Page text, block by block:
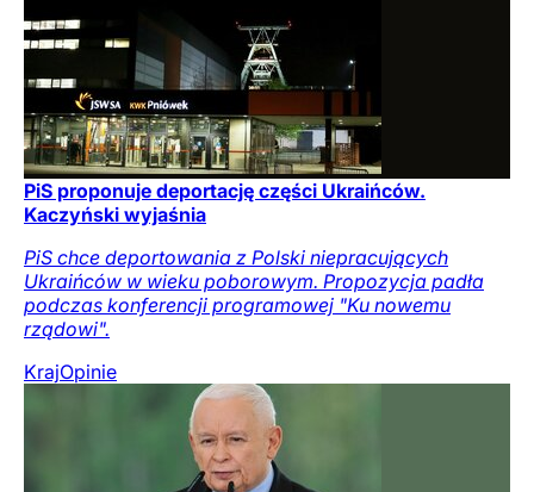
PiS proponuje deportację części Ukraińców.
Kaczyński wyjaśnia
PiS chce deportowania z Polski niepracujących
Ukraińców w wieku poborowym. Propozycja padła
podczas konferencji programowej "Ku nowemu
rządowi".
KrajOpinie